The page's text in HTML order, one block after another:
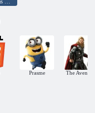
Dzelzs vīrs - kaujas pilsētā
Prasme The